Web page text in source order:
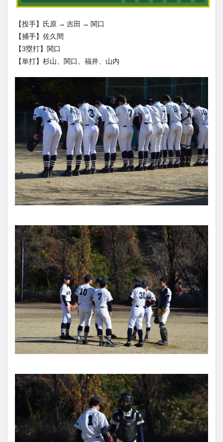
【投手】氏原 → 吉田 → 関口
【捕手】佐久間
【3塁打】関口
【単打】杉山、関口、福井、山内